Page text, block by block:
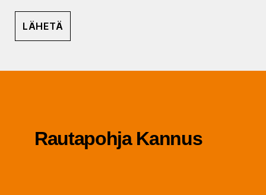
Rau­ta­poh­ja Kannus